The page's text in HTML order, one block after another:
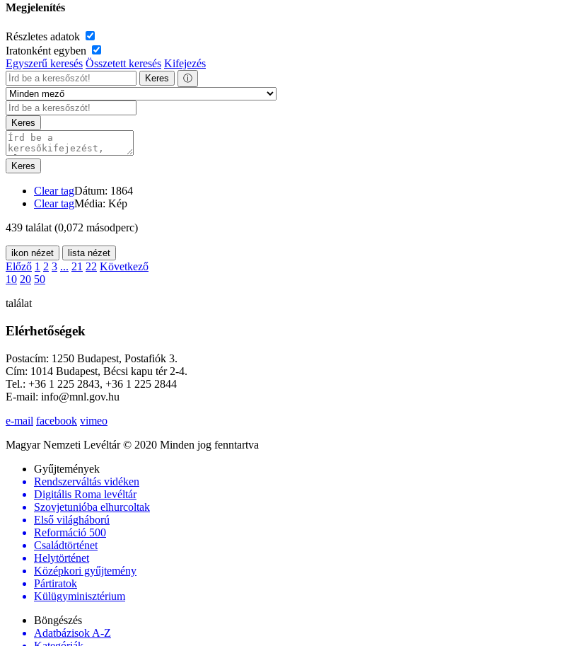
Megjelenítés
Részletes adatok
Iratonként egyben
Egyszerű keresés Összetett keresés Kifejezés
Keres ⓘ
Keres
Keres
Clear tagDátum: 1864
Clear tagMédia: Kép
439 találat (0,072 másodperc)
ikon nézet lista nézet
Előző 1 2 3 ... 21 22 Következő
10 20 50
találat
Elérhetőségek
Postacím: 1250 Budapest, Postafiók 3.
Cím: 1014 Budapest, Bécsi kapu tér 2-4.
Tel.: +36 1 225 2843, +36 1 225 2844
E-mail: info@mnl.gov.hu
e-mail facebook vimeo
Magyar Nemzeti Levéltár © 2020 Minden jog fenntartva
Gyűjtemények
Rendszerváltás vidéken
Digitális Roma levéltár
Szovjetunióba elhurcoltak
Első világháború
Reformáció 500
Családtörténet
Helytörténet
Középkori gyűjtemény
Pártiratok
Külügyminisztérium
Böngészés
Adatbázisok A-Z